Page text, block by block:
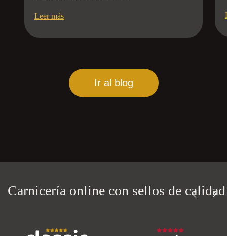
Leer más
Ir al blog
Carnicería online con sellos de calidad